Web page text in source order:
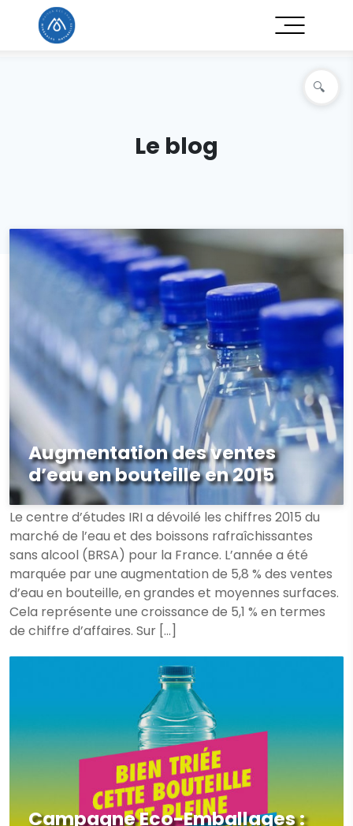
Le blog
Augmentation des ventes
d’eau en bouteille en 2015
Le centre d’études IRI a dévoilé les chiffres 2015 du
marché de l’eau et des boissons rafraîchissantes
sans alcool (BRSA) pour la France. L’année a été
marquée par une augmentation de 5,8 % des ventes
d’eau en bouteille, en grandes et moyennes surfaces.
Cela représente une croissance de 5,1 % en termes
de chiffre d’affaires. Sur […]
Campagne Eco-Emballages :